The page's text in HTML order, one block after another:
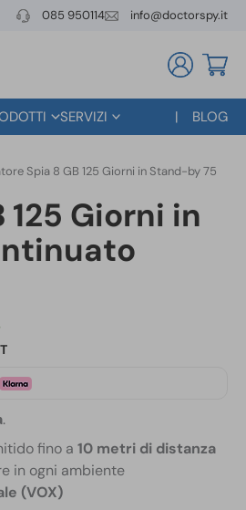
085 950114 info@doctorspy.it
SERVIZI BLOG
Spia 8 GB 125 Giorni in Stand-by 75
Giorni in
.
fino a10 metri di distanza
in ogni ambiente
(VOX)